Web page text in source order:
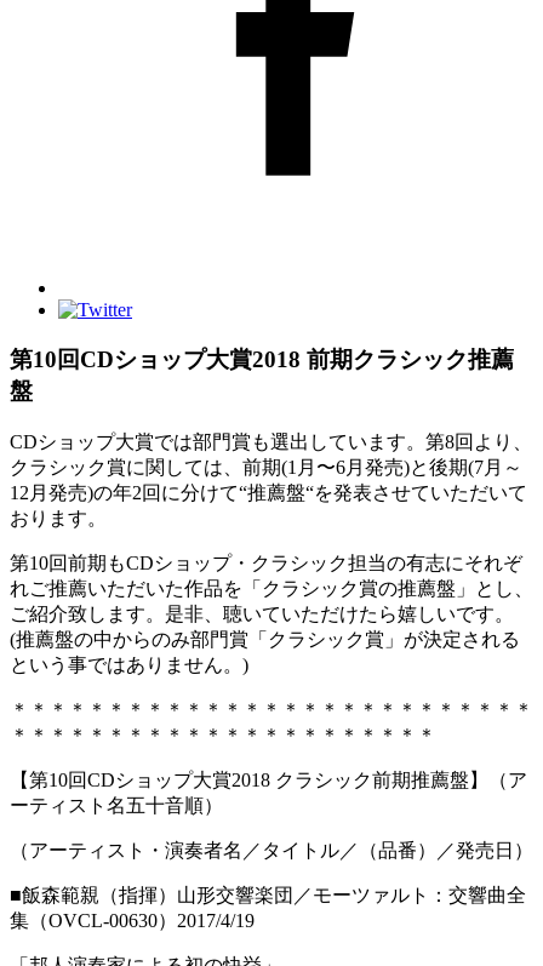
第10回CDショップ大賞2018 前期クラシック推薦
盤
CDショップ大賞では部門賞も選出しています。第8回より、
クラシック賞に関しては、前期(1月〜6月発売)と後期(7月～
12月発売)の年2回に分けて“推薦盤“を発表させていただいて
おります。
第10回前期もCDショップ・クラシック担当の有志にそれぞ
れご推薦いただいた作品を「クラシック賞の推薦盤」とし、
ご紹介致します。是非、聴いていただけたら嬉しいです。
(推薦盤の中からのみ部門賞「クラシック賞」が決定される
という事ではありません。)
＊＊＊＊＊＊＊＊＊＊＊＊＊＊＊＊＊＊＊＊＊＊＊＊＊＊＊
＊＊＊＊＊＊＊＊＊＊＊＊＊＊＊＊＊＊＊＊＊＊
【第10回CDショップ大賞2018 クラシック前期推薦盤】（ア
ーティスト名五十音順）
（アーティスト・演奏者名／タイトル／（品番）／発売日）
■飯森範親（指揮）山形交響楽団／モーツァルト：交響曲全
集（OVCL-00630）2017/4/19